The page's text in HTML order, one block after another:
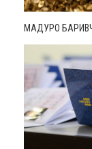
МАДУРО